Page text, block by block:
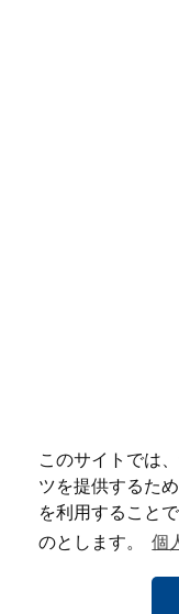
このサイトでは
ツを提供するた
を利用すること
のとします。
個